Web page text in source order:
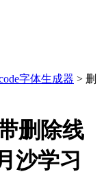
字体生成器 > 删
删除线
沙学习